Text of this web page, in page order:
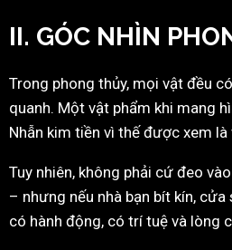
II. GÓC NHÌN
Trong phong thủy, mọi vật đều
quanh. Một vật phẩm khi mang
Nhẫn kim tiền vì thế được xem
Tuy nhiên, không phải cứ đeo
– nhưng nếu nhà bạn bít kín,
có hành động, có trí tuệ và lòng